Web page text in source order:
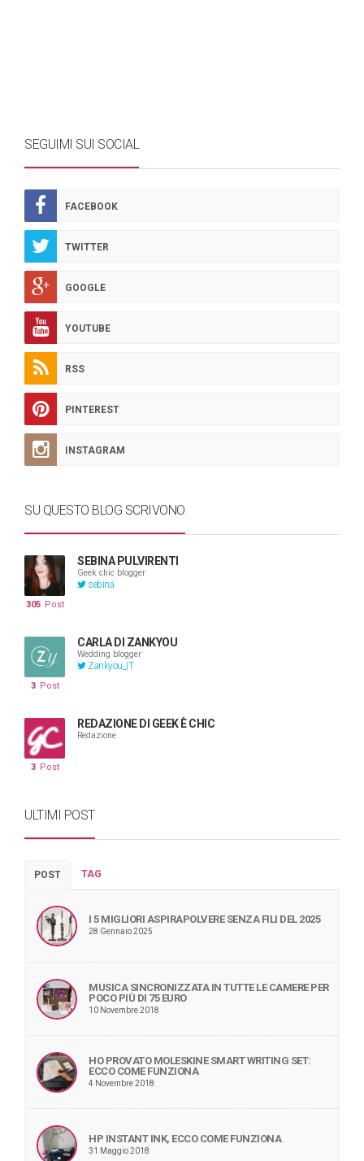
SEGUIMI SUI SOCIAL
FACEBOOK
TWITTER
GOOGLE
YOUTUBE
RSS
PINTEREST
INSTAGRAM
SU QUESTO BLOG SCRIVONO
SEBINA PULVIRENTI
Geek chic blogger
sebina
305 Post
CARLA DI ZANKYOU
Wedding blogger
Zankyou_IT
3 Post
REDAZIONE DI GEEK È CHIC
Redazione
3 Post
ULTIMI POST
POST TAG
I 5 MIGLIORI ASPIRAPOLVERE SENZA FILI DEL 2025
28 Gennaio 2025
MUSICA SINCRONIZZATA IN TUTTE LE CAMERE PER
POCO PIÙ DI 75 EURO
10 Novembre 2018
HO PROVATO MOLESKINE SMART WRITING SET:
ECCO COME FUNZIONA
4 Novembre 2018
HP INSTANT INK, ECCO COME FUNZIONA
31 Maggio 2018